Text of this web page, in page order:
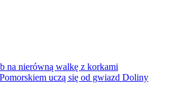
na nierówną walkę z korkami
uczą się od gwiazd Doliny